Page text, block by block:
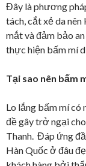
Đây là phương
tách, cắt xẻ da
mắt và đảm bảo
thực hiện bấm mí
Tại sao nên bấm
Lo lắng bấm mí có
đề gây trở ngại
Thanh. Đáp ứng
Hàn Quốc ở đâu